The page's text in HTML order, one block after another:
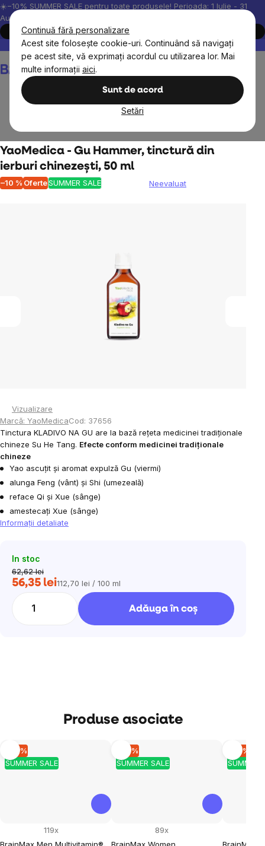
Continuă fără personalizare
Acest site folosește cookie-uri. Continuând să navigați
pe acest site, vă exprimați acordul cu utilizarea lor. Mai
multe informații aici.
Sunt de acord
Setări
Treci
la
conținut
☀️−10% SUMMER SALE pentru toate produsele! Perioada: 1 Iulie - 31
August, 2026.
Cumpără acum
Peste 200.000 de recenzii verificate
Produsele noastre sunt
Coş
de
YaoMedica - Gu Hammer, tinctură din
ierburi chinezești, 50 ml
–10 % OferteSUMMER SALE
Evaluarea
stele.
Neevaluat
Vizualizare
Marcă: YaoMedicaCod: 37656
Tinctura KLADIVO NA GU are la bază rețeta medicinei tradiționale
chineze Su He Tang. Efecte conform medicinei tradiționale
chineze
Yao ascuțit și aromat expulză Gu (viermi)
alunga Feng (vânt) și Shi (umezeală)
reface Qi și Xue (sânge)
amestecați Xue (sânge)
Informaţii detaliate
In stoc
62,62 lei
56,35 leiEvaluare
112,70 lei / 100 ml
Adăuga în coş
Produse asociate
SUMMER SALE
–10 %
119x
SUMMER SALE
–10 %
89x
SUMMER
–10 %